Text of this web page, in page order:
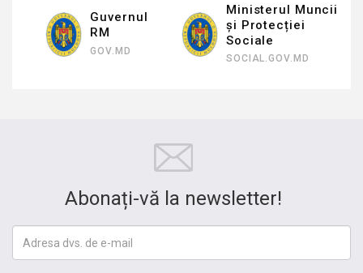
Guvernul
RM
GOV.MD
Ministerul Muncii
și Protecției
Sociale
SOCIAL.GOV.MD
Abonați-vă la newsletter!